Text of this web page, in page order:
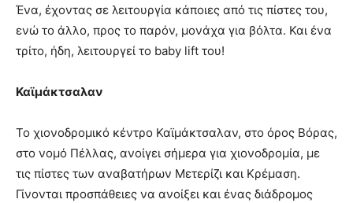
Ένα, έχοντας σε λειτουργία κάποιες από τις πίστες του,
ενώ το άλλο, προς το παρόν, μονάχα για βόλτα. Και ένα
τρίτο, ήδη, λειτουργεί το baby lift του!
Καϊμάκτσαλαν
Το χιονοδρομικό κέντρο Καϊμάκτσαλαν, στο όρος Βόρας,
στο νομό Πέλλας, ανοίγει σήμερα για χιονοδρομία, με
τις πίστες των αναβατήρων Μετερίζι και Κρέμαση.
Γίνονται προσπάθειες να ανοίξει και ένας διάδρομος